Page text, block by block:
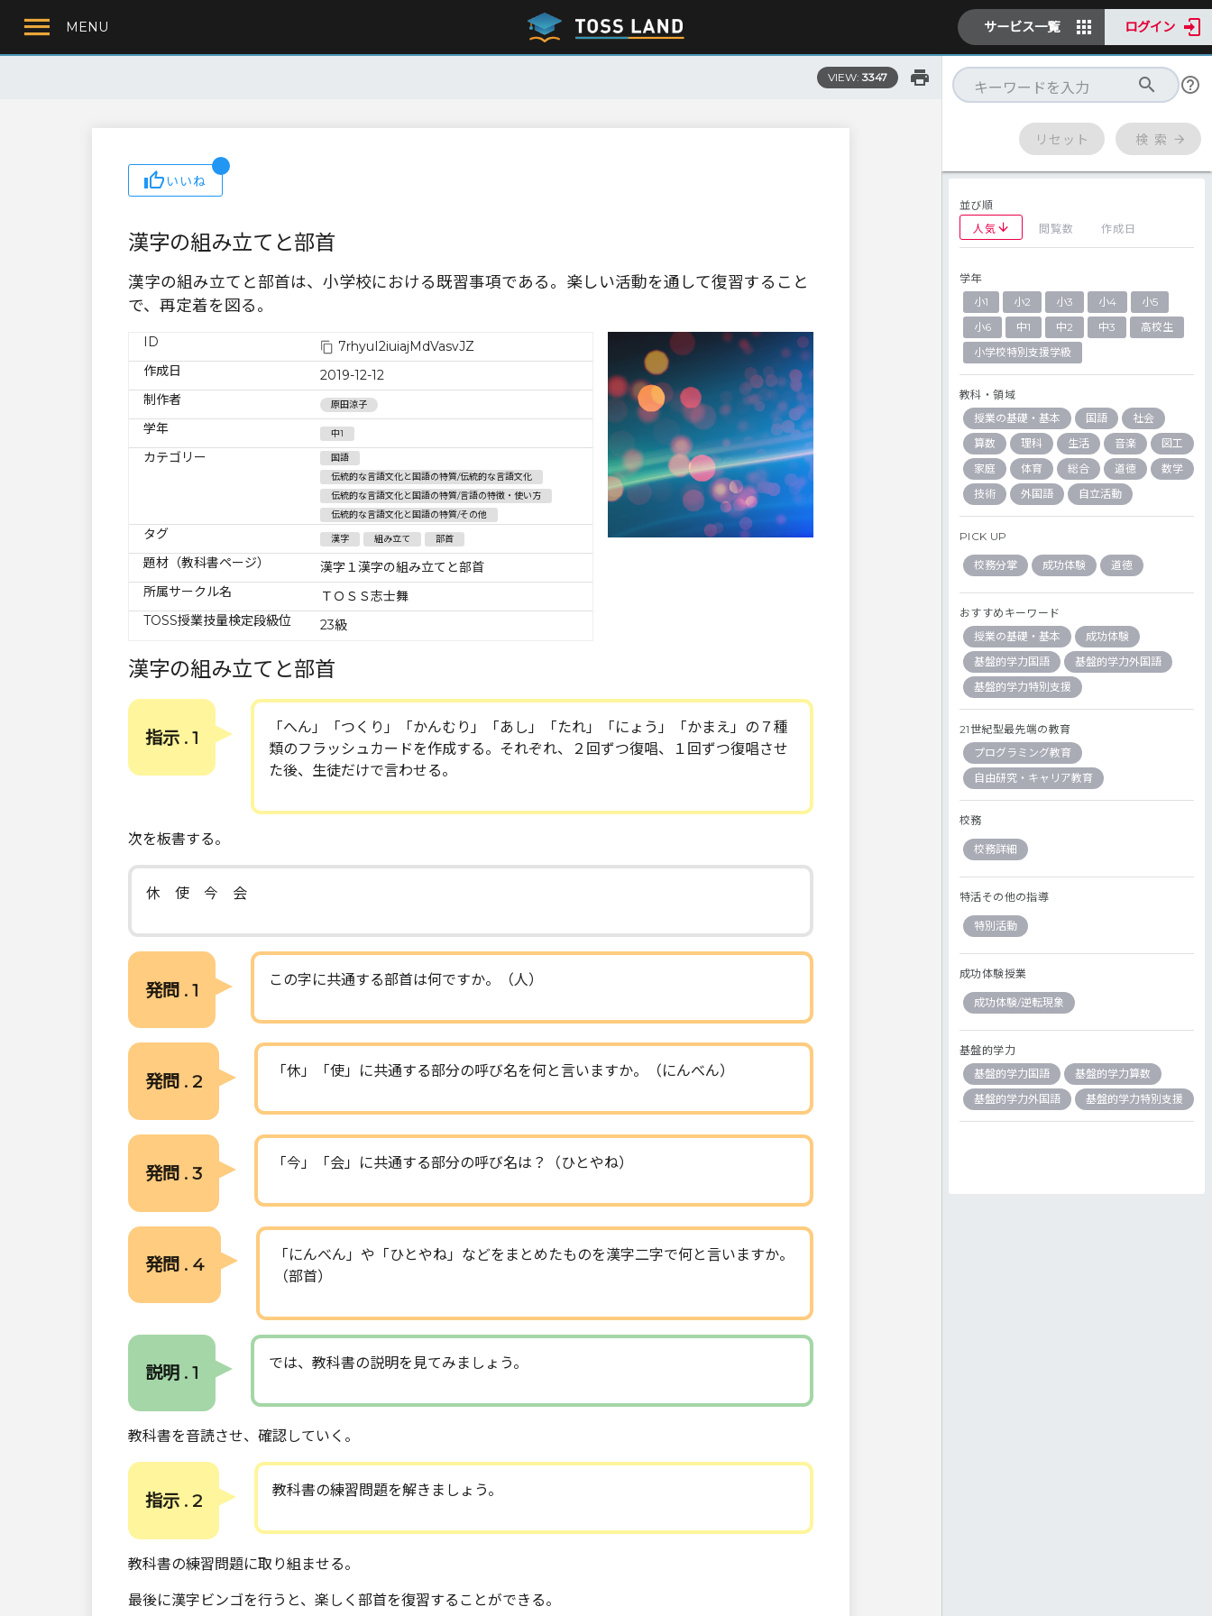
MENU サービス一覧 ログイン
VIEW: 3347
いいね
漢字の組み立てと部首
漢字の組み立てと部首は、小学校における既習事項である。楽しい活動を通して復習すること
で、再定着を図る。
ID
7rhyuI2iuiajMdVasvJZ
作成日
2019-12-12
制作者
原田涼子
学年 中1
カテゴリー
国語
伝統的な言語文化と国語の特質/伝統的な言語文化
伝統的な言語文化と国語の特質/言語の特徴・使い方
伝統的な言語文化と国語の特質/その他
タグ 漢字 組み立て 部首
題材（教科書ページ）
漢字１漢字の組み立てと部首
所属サークル名
ＴＯＳＳ志士舞
TOSS授業技量検定段級位
23級
漢字の組み立てと部首
指示 . 1
「へん」「つくり」「かんむり」「あし」「たれ」「にょう」「かまえ」の７種
類のフラッシュカードを作成する。それぞれ、２回ずつ復唱、１回ずつ復唱させ
た後、生徒だけで言わせる。
次を板書する。
休 使 今 会
発問 . 1 この字に共通する部首は何ですか。（人）
発問 . 2 「休」「使」に共通する部分の呼び名を何と言いますか。（にんべん）
発問 . 3 「今」「会」に共通する部分の呼び名は？（ひとやね）
発問 . 4
「にんべん」や「ひとやね」などをまとめたものを漢字二字で何と言いますか。
（部首）
説明 . 1 では、教科書の説明を見てみましょう。
教科書を音読させ、確認していく。
指示 . 2 教科書の練習問題を解きましょう。
教科書の練習問題に取り組ませる。
最後に漢字ビンゴを行うと、楽しく部首を復習することができる。
リセット 検 索
並び順
人気
閲覧数 作成日
学年
小1
小2 小3 小4
小5
小6
中1 中2 中3
高校生
小学校特別支援学級
教科・領域
授業の基礎・基本
国語
社会
算数
理科 生活 音楽
図工
家庭
体育 総合 道徳
数学
技術
外国語 自立活動
PICK UP
校務分掌 成功体験 道徳
おすすめキーワード
授業の基礎・基本
成功体験
基盤的学力国語
基盤的学力外国語
基盤的学力特別支援
21世紀型最先端の教育
プログラミング教育
自由研究・キャリア教育
校務
校務詳細
特活その他の指導
特別活動
成功体験授業
成功体験/逆転現象
基盤的学力
基盤的学力国語
基盤的学力算数
基盤的学力外国語
基盤的学力特別支援